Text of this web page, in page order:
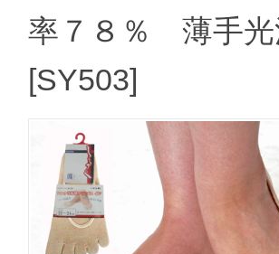
率７８％ 薄手光
[SY503]